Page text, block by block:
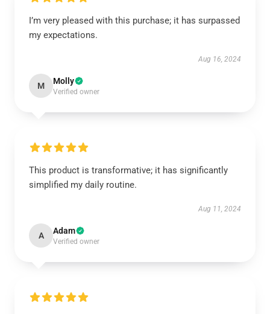
I’m very pleased with this purchase; it has surpassed
my expectations.
Aug 16, 2024
M Molly
Verified owner
This product is transformative; it has significantly
simplified my daily routine.
Aug 11, 2024
A Adam
Verified owner